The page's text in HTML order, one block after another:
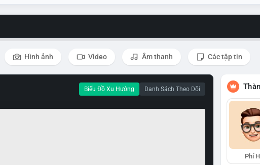
Hình ảnh Video Âm thanh Các tập tin
Biểu Đồ Xu Hướng Danh Sách Theo Dõi
Phí